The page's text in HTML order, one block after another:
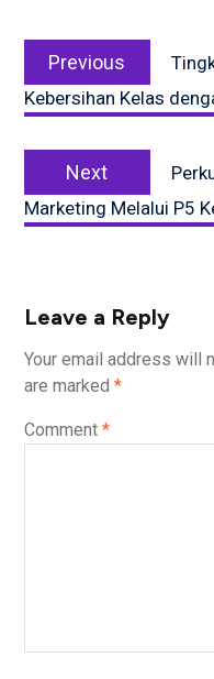
navigation
Previous
post:
Kebersihan Kelas
Next
post:
Marketing Melalui P5
Leave a Reply
Your email address will
are marked *
Comment *